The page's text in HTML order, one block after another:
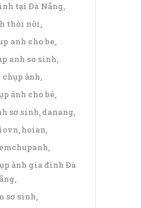
tại Đà Nẵng
thôi nôi
anh cho be
anh so sinh
ảnh
ảnh cho bé
sơ sinh danang
hoian
ảnh gia đình Đà
sơ sinh